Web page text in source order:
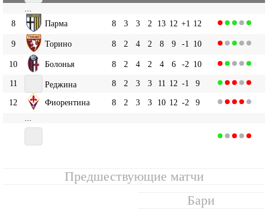
8
Парма 8 3 3 2 13 12 +1 12
9 Торино 8 2 4 2 8 9 -1 10
10 Болонья 8 2 4 2 4 6 -2 10
11
Реджина 8 2 3 3 11 12 -1
9
12
Фиорентина 8 2 3 3 10 12 -2
9
Предшествующие матчи
Бари